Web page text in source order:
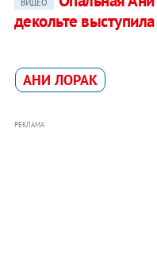
ВИДЕО
декольте
АНИ ЛОРАК
РЕКЛАМА